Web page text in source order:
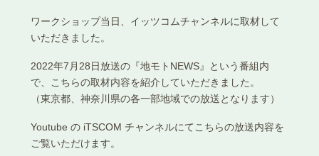
ワークショップ当日、イッツコムチャンネルに取材して
いただきました。
2022年7月28日放送の『地モトNEWS』という番組内
で、こちらの取材内容を紹介していただきました。
（東京都、神奈川県の各一部地域での放送となります）
Youtube の iTSCOM チャンネルにてこちらの放送内容を
ご覧いただけます。